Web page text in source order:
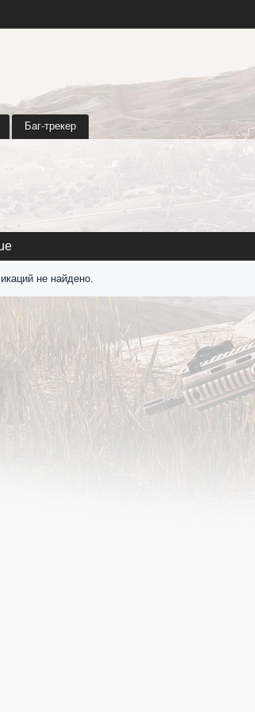
Баг-трекер
не найдено.